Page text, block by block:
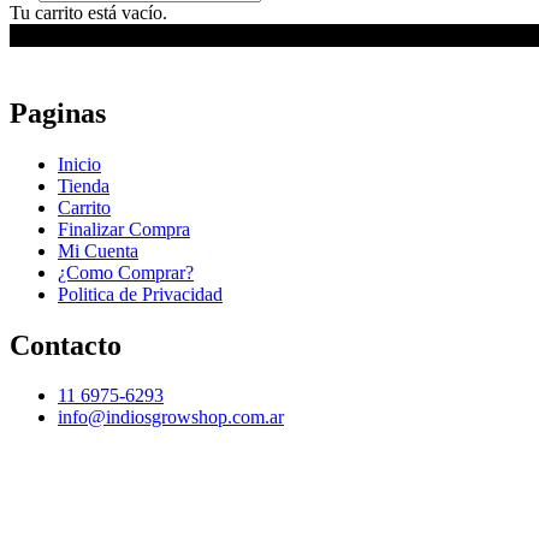
productos
Tu carrito está vacío.
Paginas
Inicio
Tienda
Carrito
Finalizar Compra
Mi Cuenta
¿Como Comprar?
Politica de Privacidad
Contacto
11 6975-6293
info@indiosgrowshop.com.ar